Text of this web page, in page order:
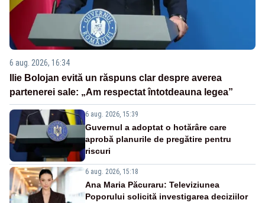
6 aug. 2026, 16:34
Ilie Bolojan evită un răspuns clar despre averea
partenerei sale: „Am respectat întotdeauna legea”
6 aug. 2026, 15:39
Guvernul a adoptat o hotărâre care
aprobă planurile de pregătire pentru
riscuri
6 aug. 2026, 15:18
Ana Maria Păcuraru: Televiziunea
Poporului solicită investigarea deciziilor